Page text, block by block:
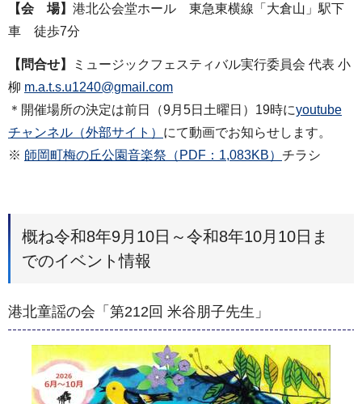
【会 場】 港北公会堂ホール 東急東横線「大倉山」駅下
車 徒歩7分
【問合せ】
ミュージックフェスティバル実行委員会 代表 小
柳 m.a.t.s.u1240@gmail.com
＊開催場所の決定は前日（9月5日土曜日）19時にyoutube
チャンネル（外部サイト） にて動画でお知らせします。
※ 師岡町梅の丘公園音楽祭（PDF：1,083KB） チラシ
概ね令和8年9月10日～令和8年10月10日ま
でのイベント情報
港北童謡の会「第212回 米谷朋子先生」